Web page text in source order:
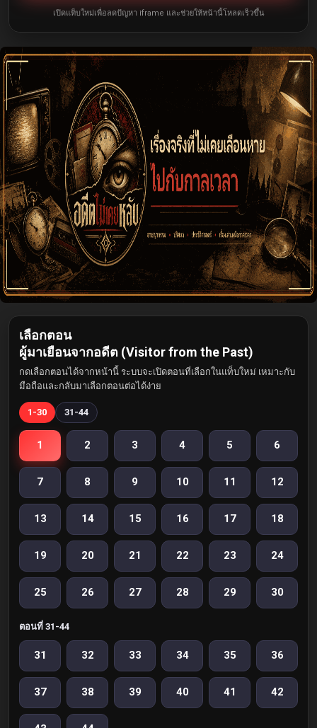
เปิดแท็บใหม่เพื่อลดปัญหา iframe และช่วยให้หน้านี้โหลดเร็วขึ้น
เลือกตอน
ผู้มาเยือนจากอดีต (Visitor from the Past)
กดเลือกตอนได้จากหน้านี้ ระบบจะเปิดตอนที่เลือกในแท็บใหม่ เหมาะกับ
มือถือและกลับมาเลือกตอนต่อได้ง่าย
1-30 31-44
1 2 3 4 5 6
7 8 9 10 11 12
13 14 15 16 17 18
19 20 21 22 23 24
25 26 27 28 29 30
ตอนที่ 31-44
31 32 33 34 35 36
37 38 39 40 41 42